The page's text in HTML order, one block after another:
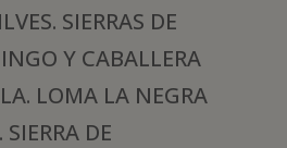
SIERRAS DE
Y CABALLERA
LOMA LA NEGRA
DE